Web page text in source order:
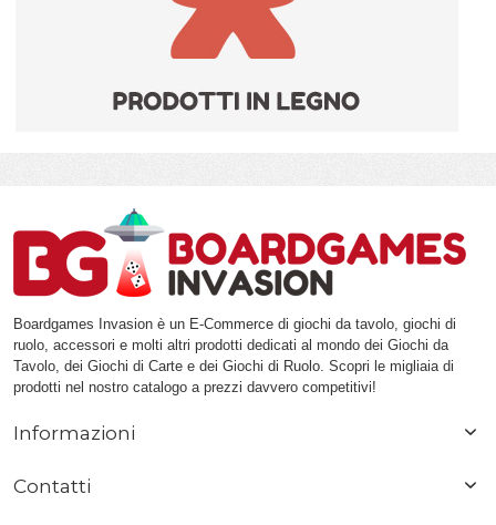
Boardgames Invasion è un E-Commerce di giochi da tavolo, giochi di
ruolo, accessori e molti altri prodotti dedicati al mondo dei Giochi da
Tavolo, dei Giochi di Carte e dei Giochi di Ruolo. Scopri le migliaia di
prodotti nel nostro catalogo a prezzi davvero competitivi!
Informazioni
Contatti